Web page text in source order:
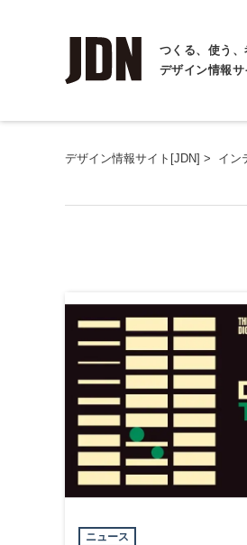
つくる、使う
デザイン情報サ
デザイン情報サイト[JDN] > イン
ニュース